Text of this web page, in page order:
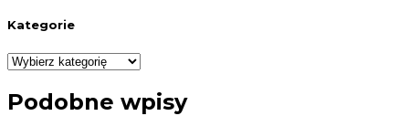
Kategorie
Kategorie
Podobne wpisy